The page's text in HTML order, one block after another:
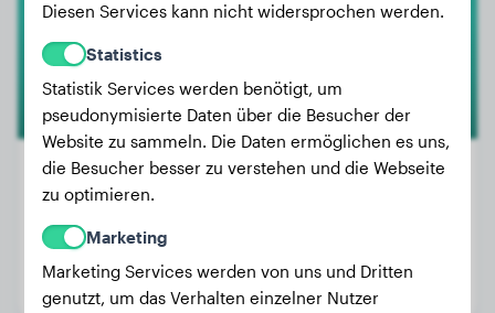
Gewicht:
Geschlecht:
Diesen Services kann nicht widersprochen werden.
Statistics
Statistik Services werden benötigt, um
pseudonymisierte Daten über die Besucher der
Website zu sammeln. Die Daten ermöglichen es uns,
die Besucher besser zu verstehen und die Webseite
zu optimieren.
Marketing
Marketing Services werden von uns und Dritten
genutzt, um das Verhalten einzelner Nutzer